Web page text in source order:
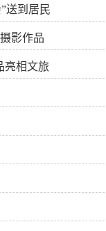
送到居民
影作品
亮相文旅